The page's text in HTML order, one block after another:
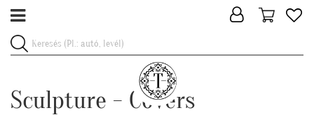
Sculpture - Covers